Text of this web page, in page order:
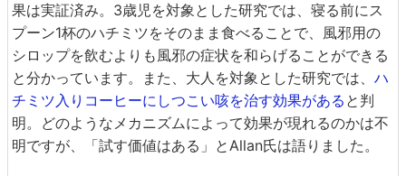
果は実証済み。3歳児を対象とした研究では、寝る前にス
プーン1杯のハチミツをそのまま食べることで、風邪用の
シロップを飲むよりも風邪の症状を和らげることができる
と分かっています。また、大人を対象とした研究では、 ハ
チミツ入りコーヒーにしつこい咳を治す効果がある と判
明。どのようなメカニズムによって効果が現れるのかは不
明ですが、「試す価値はある」とAllan氏は語りました。